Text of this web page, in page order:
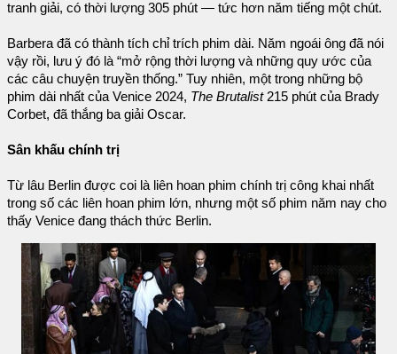
tranh giải, có thời lượng 305 phút — tức hơn năm tiếng một chút.
Barbera đã có thành tích chỉ trích phim dài. Năm ngoái ông đã nói
vậy rồi, lưu ý đó là “mở rộng thời lượng và những quy ước của
các câu chuyện truyền thống.” Tuy nhiên, một trong những bộ
phim dài nhất của Venice 2024, The Brutalist215 phút của Brady
Corbet, đã thắng ba giải Oscar.
Sân khấu chính trị
Từ lâu Berlin được coi là liên hoan phim chính trị công khai nhất
trong số các liên hoan phim lớn, nhưng một số phim năm nay cho
thấy Venice đang thách thức Berlin.